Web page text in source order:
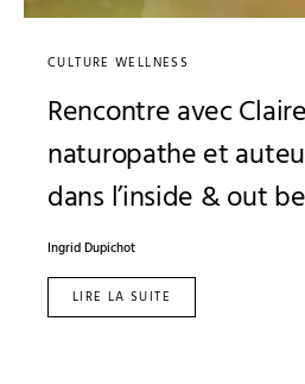
CULTURE WELLNESS
Rencontre avec
naturopathe et
dans l’inside & out
Ingrid Dupichot
LIRE LA SUITE